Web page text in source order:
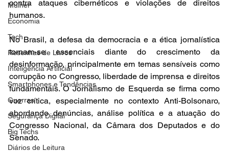
Mulher
Economia
Tech
Resenhas de Livros
Inteligência Artificial
Smartphones e Tendências
Guerras
Segurança Digital
Big Techs
Diários de Leitura
contra ataques cibernéticos e violações de direitos
humanos.
No Brasil, a defesa da democracia e a ética jornalística
tornam-se essenciais diante do crescimento da
desinformação, principalmente em temas sensíveis como
corrupção no Congresso, liberdade de imprensa e direitos
fundamentais. O Jornalismo de Esquerda se firma como
voz crítica, especialmente no contexto Anti-Bolsonaro,
abordando denúncias, análise política e a atuação do
Congresso Nacional, da Câmara dos Deputados e do
Senado.